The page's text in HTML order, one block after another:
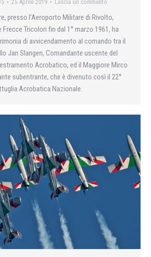
25 Aprile 2019 Lascia un commento
presso l’Aeroporto Militare di Rivolto,
Tricolori fin dal 1° marzo 1961, ha
di avvicendamento al comando tra il
Jan Slangen, Comandante uscente del
Acrobatico, ed il Maggiore Mirco
subentrante, che è divenuto così il 22°
Acrobatica Nazionale.